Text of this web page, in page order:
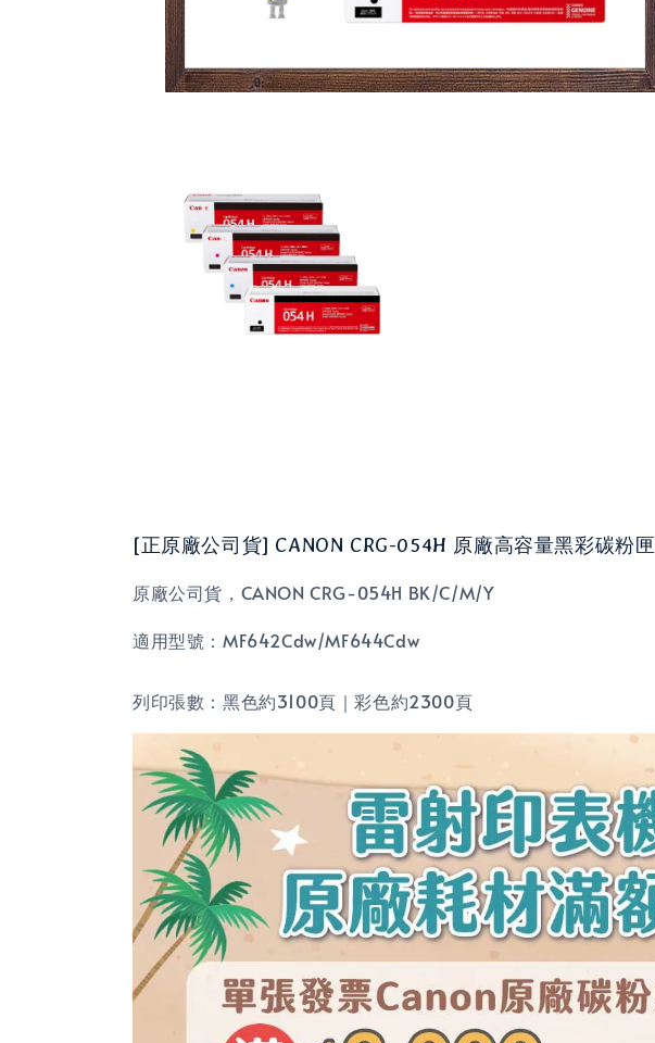
[正原廠公司貨] CANON CRG-054H 原廠高容量黑彩碳粉匣
原廠公司貨，CANON CRG-054H BK/C/M/Y
適用型號：MF642Cdw/MF644Cdw
列印張數：黑色約3100頁｜彩色約2300頁